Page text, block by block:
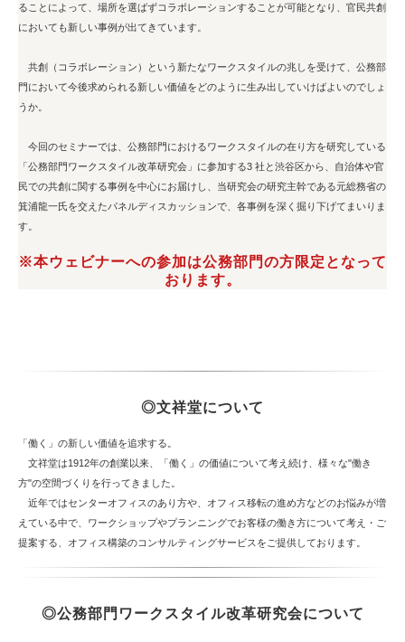
ることによって、場所を選ばずコラボレーションすることが可能となり、官民共創
においても新しい事例が出てきています。
共創（コラボレーション）という新たなワークスタイルの兆しを受けて、公務部
門において今後求められる新しい価値をどのように生み出していけばよいのでしょ
うか。
今回のセミナーでは、公務部門におけるワークスタイルの在り方を研究している
「公務部門ワークスタイル改革研究会」に参加する3 社と渋谷区から、自治体や官
民での共創に関する事例を中心にお届けし、当研究会の研究主幹である元総務省の
箕浦龍一氏を交えたパネルディスカッションで、各事例を深く掘り下げてまいりま
す。
※本ウェビナーへの参加は公務部門の方限定となって
おります。
◎文祥堂について
「働く」の新しい価値を追求する。
文祥堂は1912年の創業以来、「働く」の価値について考え続け、様々な"働き
方"の空間づくりを行ってきました。
近年ではセンターオフィスのあり方や、オフィス移転の進め方などのお悩みが増
えている中で、ワークショップやプランニングでお客様の働き方について考え・ご
提案する、オフィス構築のコンサルティングサービスをご提供しております。
◎公務部門ワークスタイル改革研究会について